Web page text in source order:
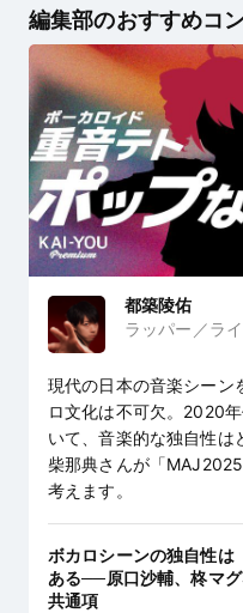
編集部のおすすめコ
都築陵佑
ラッパー／ラ
現代の日本の音楽シーン
ロ文化は不可欠。2020
いて、音楽的な独自性は
柴那典さんが「
考えます。
ボカロシーンの独自性は
ある──原口沙輔、柊マ
共通項